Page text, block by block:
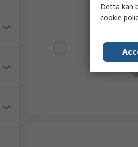
Detta kan
cookie